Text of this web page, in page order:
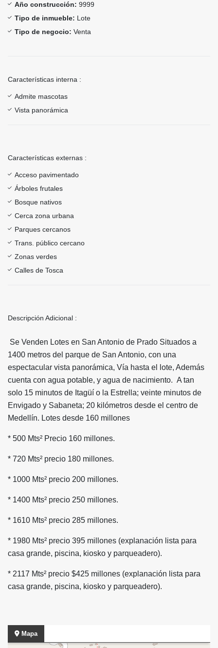
Año construcción: 9999
Tipo de inmueble: Lote
Tipo de negocio: Venta
Características interna :
Admite mascotas
Vista panorámica
Características externas :
Acceso pavimentado
Árboles frutales
Bosque nativos
Cerca zona urbana
Parques cercanos
Trans. público cercano
Zonas verdes
Calles de Tosca
Descripción Adicional :
Se Venden Lotes en San Antonio de Prado Situados a
1400 metros del parque de San Antonio, con una
espectacular vista panorámica, Vía hasta el lote, Además
cuenta con agua potable, y agua de nacimiento. A tan
solo 15 minutos de Itagüí o la Estrella; veinte minutos de
Envigado y Sabaneta; 20 kilómetros desde el centro de
Medellín. Lotes desde 160 millones
* 500 Mts² Precio 160 millones.
* 720 Mts² precio 180 millones.
* 1000 Mts² precio 200 millones.
* 1400 Mts² precio 250 millones.
* 1610 Mts² precio 285 millones.
* 1980 Mts² precio 395 millones (explanación lista para
casa grande, piscina, kiosko y parqueadero).
* 2117 Mts² precio $425 millones (explanación lista para
casa grande, piscina, kiosko y parqueadero).
Mapa